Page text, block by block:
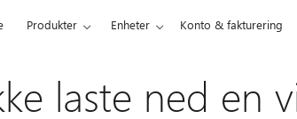
Produkter Enheter Konto & fakturering
laste ned en